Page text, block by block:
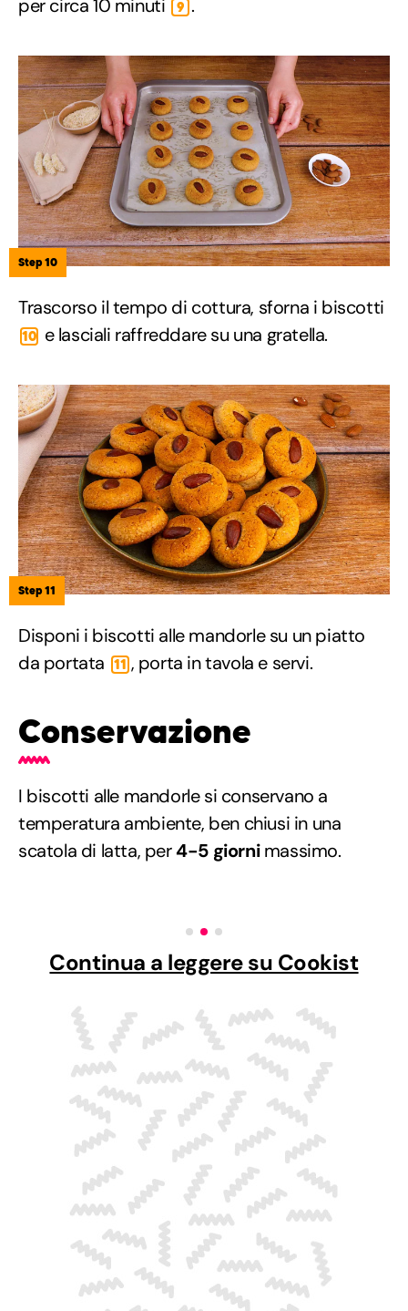
per circa 10 minuti 9 .
Step 10
Trascorso il tempo di cottura, sforna i biscotti
10 e lasciali raffreddare su una gratella.
Step 11
Disponi i biscotti alle mandorle su un piatto
da portata
11 , porta in tavola e servi.
Conservazione
I biscotti alle mandorle si conservano a
temperatura ambiente, ben chiusi in una
scatola di latta, per4-5 giornimassimo.
Continua a leggere su Cookist